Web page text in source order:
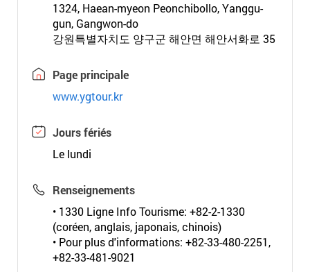
1324, Haean-myeon Peonchibollo, Yanggu-
gun, Gangwon-do
강원특별자치도 양구군 해안면 해안서화로 35
Page principale
www.ygtour.kr
Jours fériés
Le lundi
Renseignements
• 1330 Ligne Info Tourisme: +82-2-1330
(coréen, anglais, japonais, chinois)
• Pour plus d'informations: +82-33-480-2251,
+82-33-481-9021